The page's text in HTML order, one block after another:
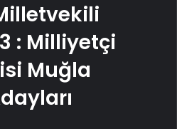
: Milliyetçi
Muğla